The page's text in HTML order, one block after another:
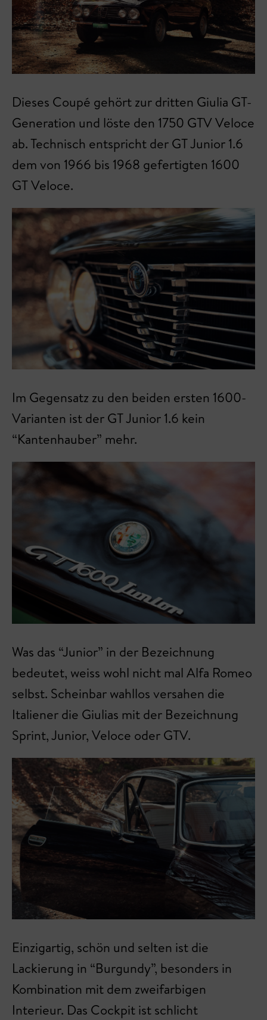
Dieses Coupé gehört zur dritten Giulia GT-
Generation und löste den 1750 GTV Veloce
ab. Technisch entspricht der GT Junior 1.6
dem von 1966 bis 1968 gefertigten 1600
GT Veloce.
Im Gegensatz zu den beiden ersten 1600-
Varianten ist der GT Junior 1.6 kein
“Kantenhauber” mehr.
Was das “Junior” in der Bezeichnung
bedeutet, weiss wohl nicht mal Alfa Romeo
selbst. Scheinbar wahllos versahen die
Italiener die Giulias mit der Bezeichnung
Sprint, Junior, Veloce oder GTV.
Einzigartig, schön und selten ist die
Lackierung in “Burgundy”, besonders in
Kombination mit dem zweifarbigen
Interieur. Das Cockpit ist schlicht